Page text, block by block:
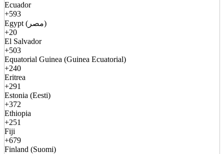
Ecuador
+593
Egypt (مصر)
+20
El Salvador
+503
Equatorial Guinea (Guinea Ecuatorial)
+240
Eritrea
+291
Estonia (Eesti)
+372
Ethiopia
+251
Fiji
+679
Finland (Suomi)